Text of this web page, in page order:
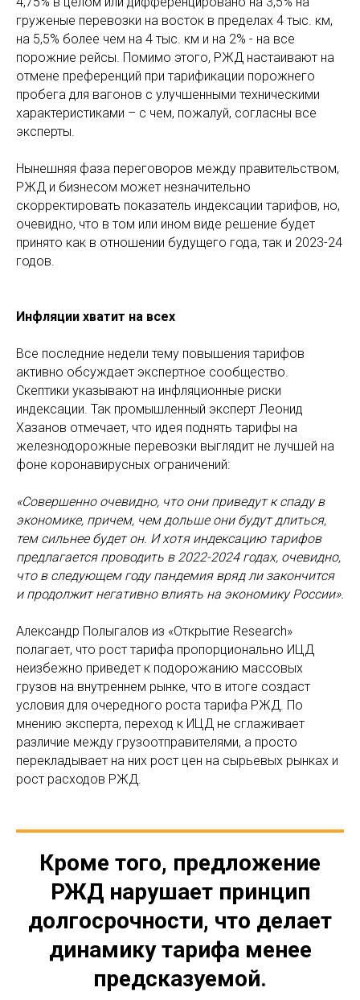
груженые перевозки на восток в пределах 4 тыс. км,
на 5,5% более чем на 4 тыс. км и на 2% - на все
порожние рейсы. Помимо этого, РЖД настаивают на
отмене преференций при тарификации порожнего
пробега для вагонов с улучшенными техническими
характеристиками – с чем, пожалуй, согласны все
эксперты.
Нынешняя фаза переговоров между правительством,
РЖД и бизнесом может незначительно
скорректировать показатель индексации тарифов, но,
очевидно, что в том или ином виде решение будет
принято как в отношении будущего года, так и 2023-24
годов.
Инфляции хватит на всех
Все последние недели тему повышения тарифов
активно обсуждает экспертное сообщество.
Скептики указывают на инфляционные риски
индексации. Так промышленный эксперт Леонид
Хазанов отмечает, что идея поднять тарифы на
железнодорожные перевозки выглядит не лучшей на
фоне коронавирусных ограничений:
«Совершенно очевидно, что они приведут к спаду в
экономике, причем, чем дольше они будут длиться,
тем сильнее будет он. И хотя индексацию тарифов
предлагается проводить в 2022-2024 годах, очевидно,
что в следующем году пандемия вряд ли закончится
и продолжит негативно влиять на экономику России».
Александр Полыгалов из «Открытие Research»
полагает, что рост тарифа пропорционально ИЦД
неизбежно приведет к подорожанию массовых
грузов на внутреннем рынке, что в итоге создаст
условия для очередного роста тарифа РЖД. По
мнению эксперта, переход к ИЦД не сглаживает
различие между грузоотправителями, а просто
перекладывает на них рост цен на сырьевых рынках и
рост расходов РЖД.
Кроме того, предложение
РЖД нарушает принцип
долгосрочности, что делает
динамику тарифа менее
предсказуемой.